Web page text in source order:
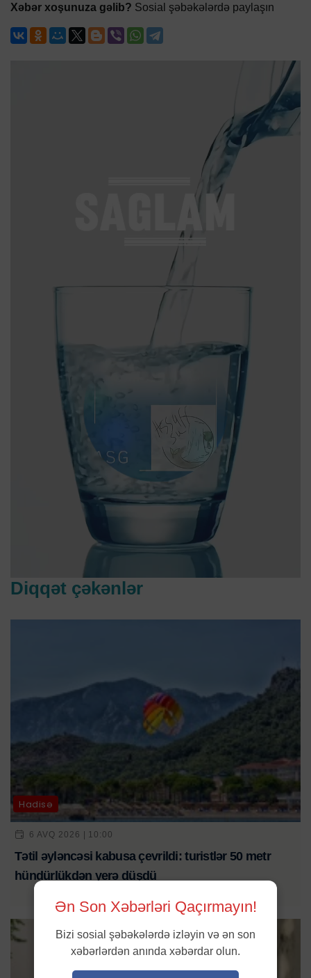
Xəbər xoşunuza gəlib? Sosial şəbəkələrdə paylaşın
Diqqət çəkənlər
Hadisə
6 AVQ 2026 | 10:00
Tətil əyləncəsi kabusa çevrildi: turistlər 50 metr
hündürlükdən yerə düşdü
Ən Son Xəbərləri Qaçırmayın!
Bizi sosial şəbəkələrdə izləyin və ən son
xəbərlərdən anında xəbərdar olun.